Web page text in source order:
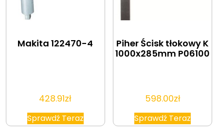
Makita 122470-4
428.91zł
Sprawdź Teraz
Piher Ścisk tłokowy K
1000x285mm P06100
598.00zł
Sprawdź Teraz